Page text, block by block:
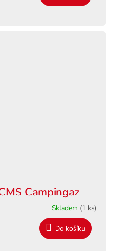
Campingaz
Skladem (1 ks)
Do košíku